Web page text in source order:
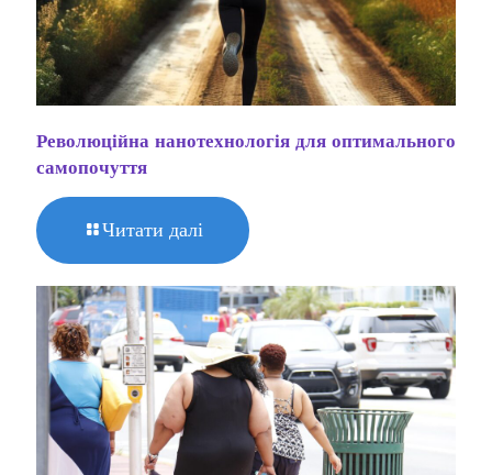
Революційна нанотехнологія для оптимального
самопочуття
Читати далі